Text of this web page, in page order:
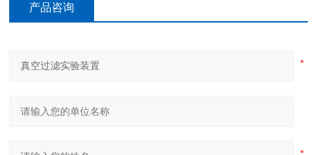
产品咨询